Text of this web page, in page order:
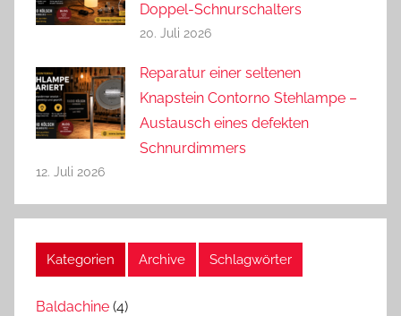
Doppel-Schnurschalters
20. Juli 2026
Reparatur einer seltenen
Knapstein Contorno Stehlampe –
Austausch eines defekten
Schnurdimmers
12. Juli 2026
Kategorien Archive Schlagwörter
Baldachine (4)